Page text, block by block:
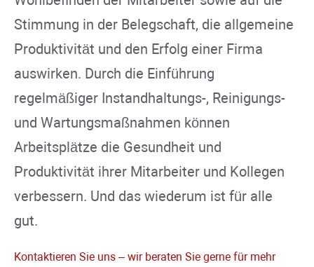
Stimmung in der Belegschaft, die allgemeine
Produktivität und den Erfolg einer Firma
auswirken. Durch die Einführung
regelmäßiger Instandhaltungs-, Reinigungs-
und Wartungsmaßnahmen können
Arbeitsplätze die Gesundheit und
Produktivität ihrer Mitarbeiter und Kollegen
verbessern. Und das wiederum ist für alle
gut.
Kontaktieren Sie uns – wir beraten Sie gerne für mehr